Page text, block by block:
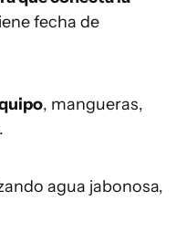
fecha de
, mangueras,
agua jabonosa,